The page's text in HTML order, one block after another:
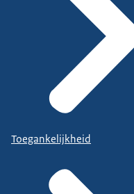
Toegankelijkheid